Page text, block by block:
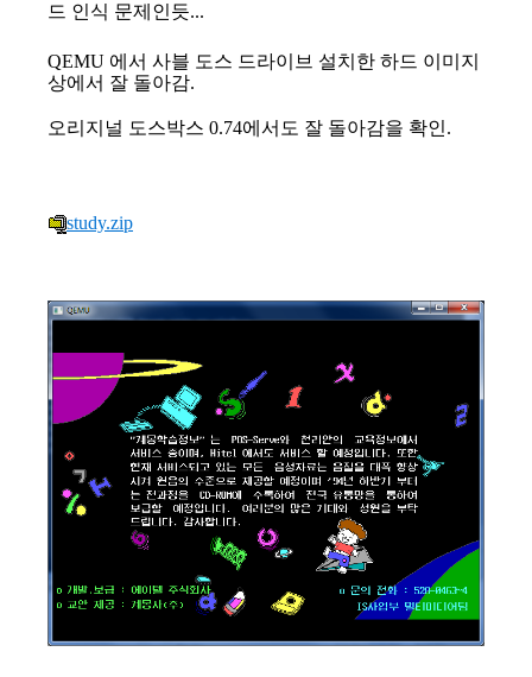
드 인식 문제인듯...
QEMU 에서 사블 도스 드라이브 설치한 하드 이미지
상에서 잘 돌아감.
오리지널 도스박스 0.74에서도 잘 돌아감을 확인.
study.zip